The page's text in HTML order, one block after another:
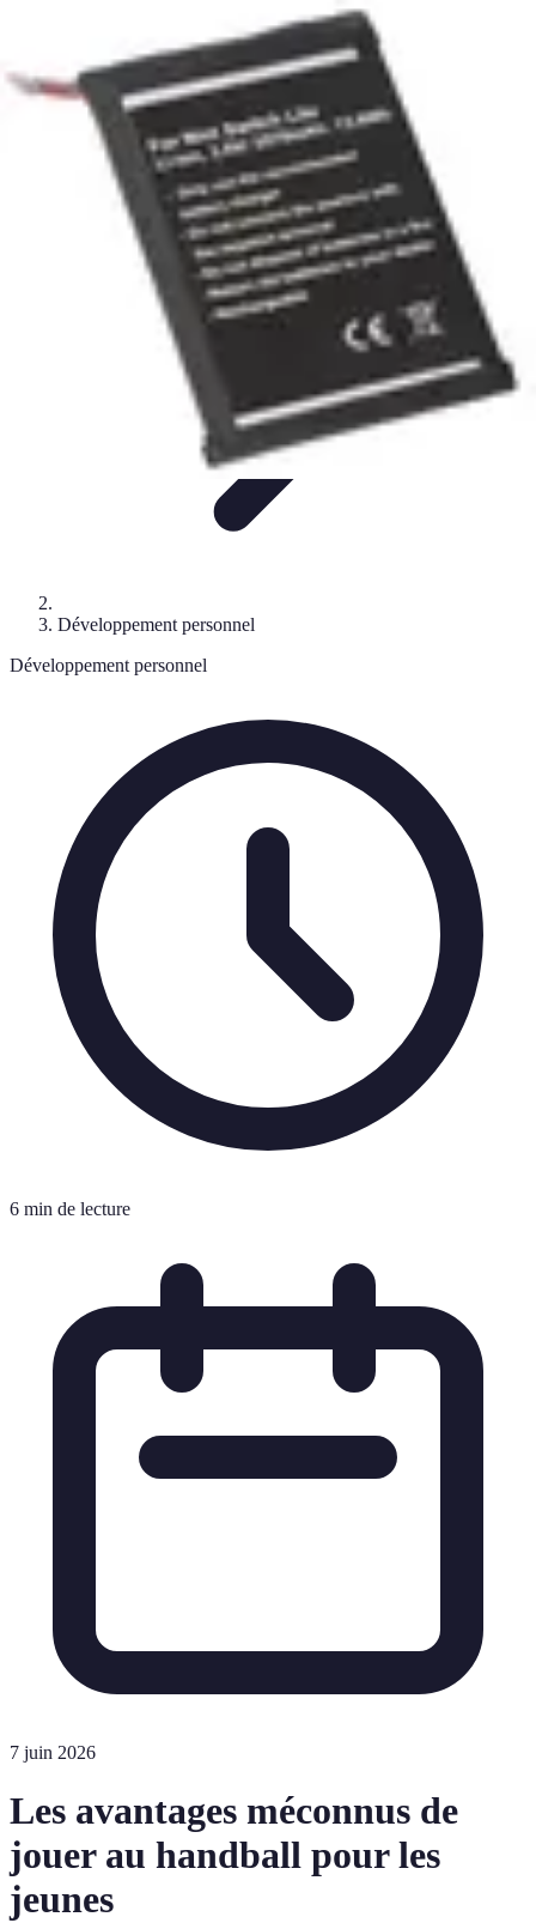
Stratégies de jeu
Analyse et
Préparation et EntraînementTechniques et Tactiques
Le Handball
Développement personnel
Développement personnel
6 min de lecture
7 juin 2026
Les avantages méconnus de
jouer au handball pour les
jeunes